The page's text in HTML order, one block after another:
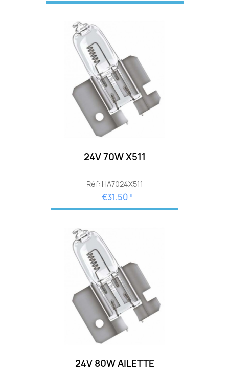
24V 70W X511
Réf: HA7024X511
€31.50 HT
24V 80W AILETTE